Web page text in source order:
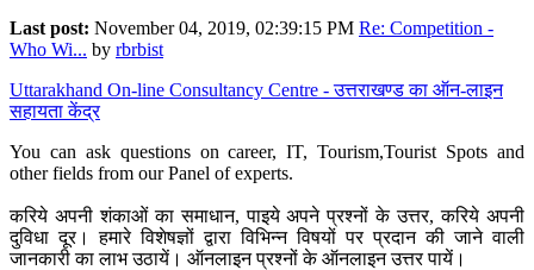
Last post: November 04, 2019, 02:39:15 PM Re: Competition -
Who Wi... by rbrbist
Uttarakhand On-line Consultancy Centre - उत्तराखण्ड का ऑन-लाइन
सहायता केंद्र
You can ask questions on career, IT, Tourism,Tourist Spots and
other fields from our Panel of experts.
करिये अपनी शंकाओं का समाधान, पाइये अपने प्रश्नों के उत्तर, करिये अपनी
दुविधा दूर। हमारे विशेषज्ञों द्वारा विभिन्न विषयों पर प्रदान की जाने वाली
जानकारी का लाभ उठायें। ऑनलाइन प्रश्नों के ऑनलाइन उत्तर पायें।